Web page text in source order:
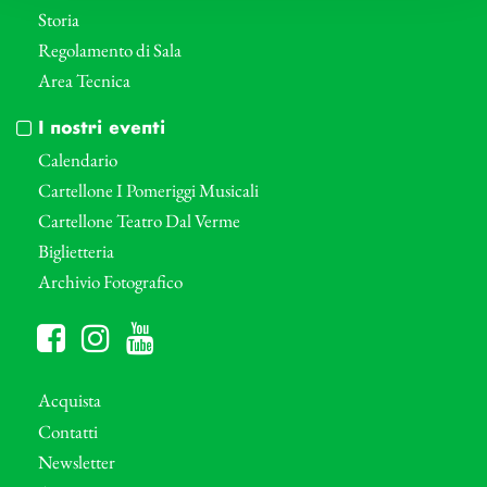
Storia
Regolamento di Sala
Area Tecnica
I nostri eventi
Calendario
Cartellone I Pomeriggi Musicali
Cartellone Teatro Dal Verme
Biglietteria
Archivio Fotografico
Acquista
Contatti
Newsletter